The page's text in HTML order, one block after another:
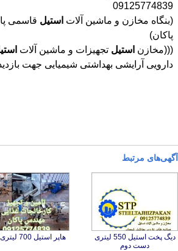
09125774839
(بنگاه مخازن و ماشین آلات استیل قاسمی
پاکان)
(((مخازن استیل تجهیزات و ماشین آلات
دارویی آرایشی بهداشتی شیمیایی جهت
آگهی‌های مرتبط
دیگ پخت استیل 550 لیتری
دست دوم
هاپر استیل 700 لیتری304